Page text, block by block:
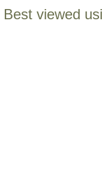
Best viewed